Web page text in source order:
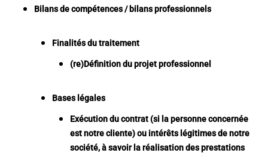
Bilans de compétences / bilans professionnels
Finalités du traitement
(re)Définition du projet professionnel
Bases légales
Exécution du contrat (si la personne concernée
est notre cliente) ou intérêts légitimes de notre
société, à savoir la réalisation des prestations